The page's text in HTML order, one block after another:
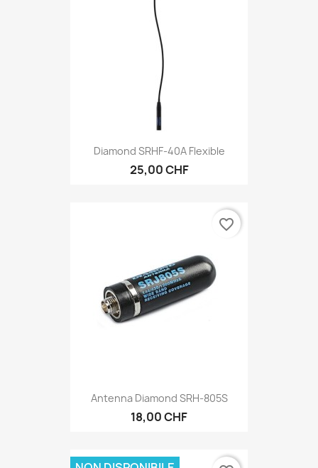
Diamond SRHF-40A Flexible
25,00 CHF
Antenna Diamond SRH-805S
18,00 CHF
favorite_border